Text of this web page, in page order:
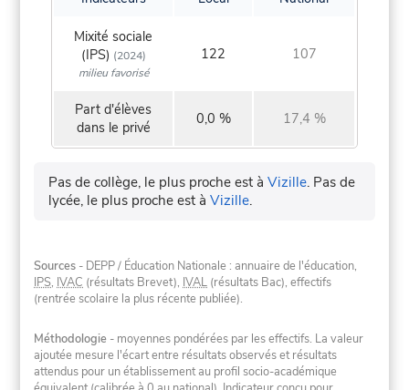
Mixité sociale
(IPS) (2024)
milieu favorisé
122 107
Part d'élèves
dans le privé
0,0 % 17,4 %
Pas de collège, le plus proche est àVizille. Pas de
lycée, le plus proche est àVizille.
Sources - DEPP / Éducation Nationale : annuaire de l'éducation,
IPS, IVAC (résultats Brevet), IVAL (résultats Bac), effectifs
(rentrée scolaire la plus récente publiée).
Méthodologie - moyennes pondérées par les effectifs. La valeur
ajoutée mesure l'écart entre résultats observés et résultats
attendus pour un établissement au profil socio-académique